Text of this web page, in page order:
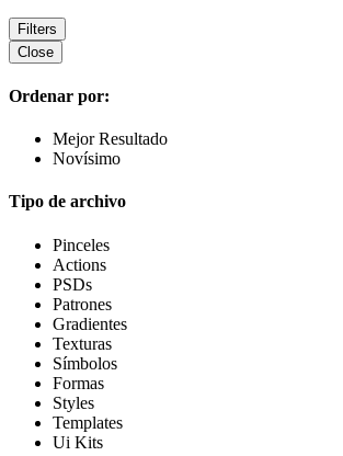
Filters
Close
Ordenar por:
Mejor Resultado
Novísimo
Tipo de archivo
Pinceles
Actions
PSDs
Patrones
Gradientes
Texturas
Símbolos
Formas
Styles
Templates
Ui Kits